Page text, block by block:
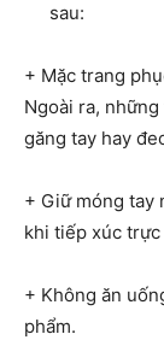
sau:
+ Mặc trang
Ngoài ra,
găng tay hay
+ Giữ móng tay
khi tiếp xúc
+ Không ăn
phẩm.